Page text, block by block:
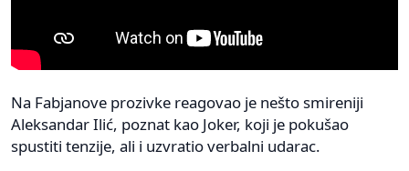
Na Fabjanove prozivke reagovao je nešto smireniji
Aleksandar Ilić, poznat kao Joker, koji je pokušao
spustiti tenzije, ali i uzvratio verbalni udarac.